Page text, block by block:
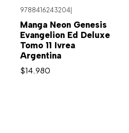
9788416243204
Manga Neon Genesis
Evangelion Ed Deluxe
Tomo 11 Ivrea
Argentina
$14.980